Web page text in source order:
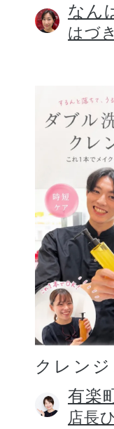
なん
はづき
クレン
有楽
店長